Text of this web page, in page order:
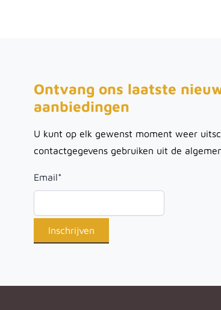
Ontvang ons laatste
aanbiedingen
U kunt op elk gewenst moment weer
contactgegevens gebruiken uit de
Email*